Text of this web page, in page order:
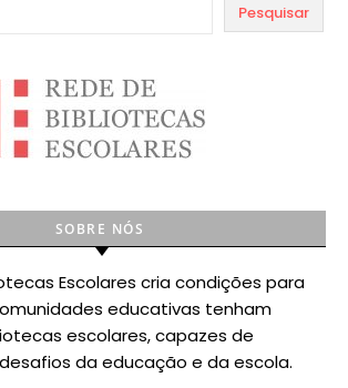
Pesquisar
SOBRE NÓS
Escolares cria condições para
educativas tenham
escolares, capazes de
da educação e da escola.